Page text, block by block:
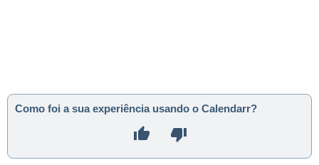
Como foi a sua experiência usando o Calendarr?